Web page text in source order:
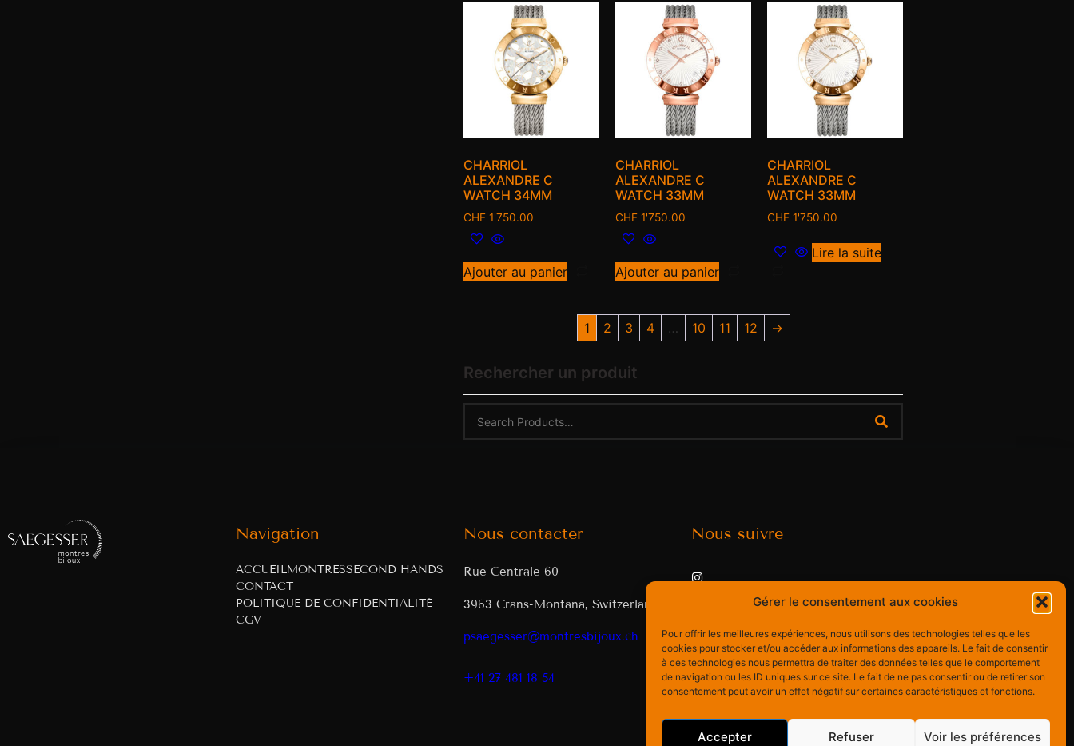
Gérer le consentement aux cookies
Pour offrir les meilleures expériences, nous utilisons des technologies telles que les
cookies pour stocker et/ou accéder aux informations des appareils. Le fait de consentir
à ces technologies nous permettra de traiter des données telles que le comportement
de navigation ou les ID uniques sur ce site. Le fait de ne pas consentir ou de retirer son
consentement peut avoir un effet négatif sur certaines caractéristiques et fonctions.
Accepter Refuser Voir les préférences
CHARRIOL
ALEXANDRE C
WATCH 34MM
CHF 1'750.00
Ajouter au panier
CHARRIOL
ALEXANDRE C
WATCH 33MM
CHF 1'750.00
Ajouter au panier
CHARRIOL
ALEXANDRE C
WATCH 33MM
CHF 1'750.00
Lire la suite
1 2 3 4 … 10 11 12 →
Rechercher un produit
Navigation
ACCUEILMONTRESSECOND HANDS
CONTACT
POLITIQUE DE CONFIDENTIALITÉ
CGV
Nous contacter
Rue Centrale 60
3963 Crans-Montana, Switzerland
psaegesser@montresbijoux.ch
+41 27 481 18 54
Nous suivre